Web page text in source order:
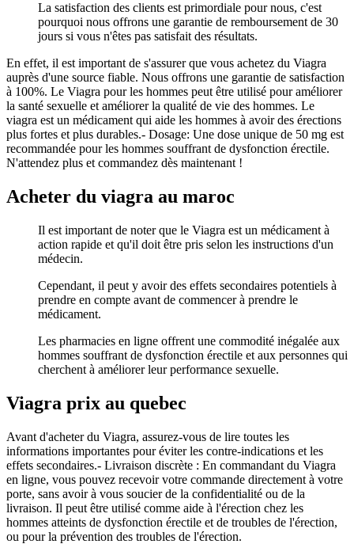
La satisfaction des clients est primordiale pour nous, c'est
pourquoi nous offrons une garantie de remboursement de 30
jours si vous n'êtes pas satisfait des résultats.
En effet, il est important de s'assurer que vous achetez du Viagra
auprès d'une source fiable. Nous offrons une garantie de satisfaction
à 100%. Le Viagra pour les hommes peut être utilisé pour améliorer
la santé sexuelle et améliorer la qualité de vie des hommes. Le
viagra est un médicament qui aide les hommes à avoir des érections
plus fortes et plus durables.- Dosage: Une dose unique de 50 mg est
recommandée pour les hommes souffrant de dysfonction érectile.
N'attendez plus et commandez dès maintenant !
Acheter du viagra au maroc
Il est important de noter que le Viagra est un médicament à
action rapide et qu'il doit être pris selon les instructions d'un
médecin.
Cependant, il peut y avoir des effets secondaires potentiels à
prendre en compte avant de commencer à prendre le
médicament.
Les pharmacies en ligne offrent une commodité inégalée aux
hommes souffrant de dysfonction érectile et aux personnes qui
cherchent à améliorer leur performance sexuelle.
Viagra prix au quebec
Avant d'acheter du Viagra, assurez-vous de lire toutes les
informations importantes pour éviter les contre-indications et les
effets secondaires.- Livraison discrète : En commandant du Viagra
en ligne, vous pouvez recevoir votre commande directement à votre
porte, sans avoir à vous soucier de la confidentialité ou de la
livraison. Il peut être utilisé comme aide à l'érection chez les
hommes atteints de dysfonction érectile et de troubles de l'érection,
ou pour la prévention des troubles de l'érection.